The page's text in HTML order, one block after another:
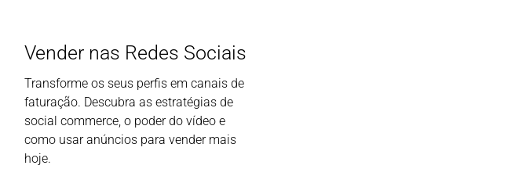
Vender nas Redes Sociais
Transforme os seus perfis em canais de
faturação. Descubra as estratégias de
social commerce, o poder do vídeo e
como usar anúncios para vender mais
hoje.